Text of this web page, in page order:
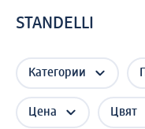
STANDELLI
Категории
Цена Цвят